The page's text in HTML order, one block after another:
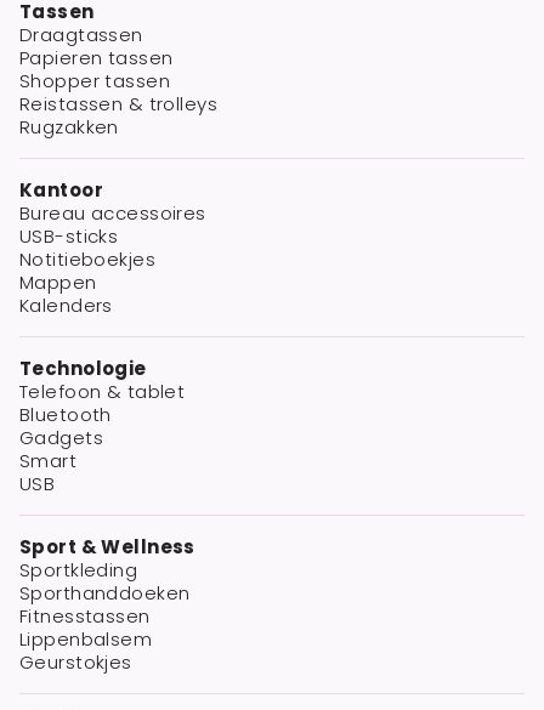
Tassen
Draagtassen
Papieren tassen
Shopper tassen
Reistassen & trolleys
Rugzakken
Kantoor
Bureau accessoires
USB-sticks
Notitieboekjes
Mappen
Kalenders
Technologie
Telefoon & tablet
Bluetooth
Gadgets
Smart
USB
Sport & Wellness
Sportkleding
Sporthanddoeken
Fitnesstassen
Lippenbalsem
Geurstokjes